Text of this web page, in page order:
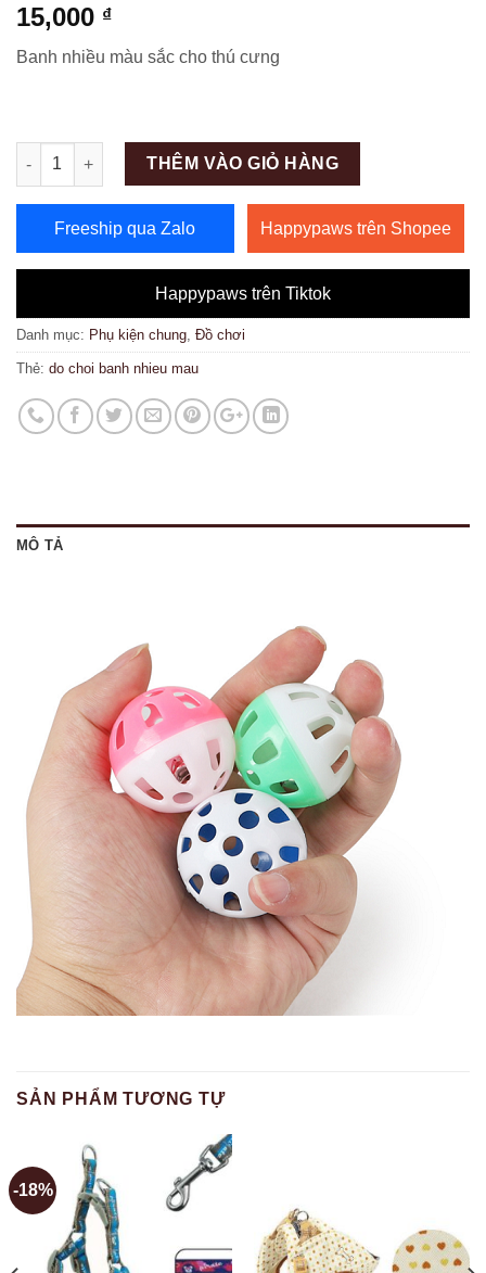
15,000 ₫
Banh nhiều màu sắc cho thú cưng
Số lượng
THÊM VÀO GIỎ HÀNG
Freeship qua Zalo Happypaws trên Shopee
Happypaws trên Tiktok
Danh mục: Phụ kiện chung Đồ chơi
Thẻ: do choi banh nhieu mau
MÔ TẢ
SẢN PHẨM TƯƠNG TỰ
-18%